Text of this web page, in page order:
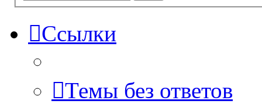
Ссылки
Темы без ответов